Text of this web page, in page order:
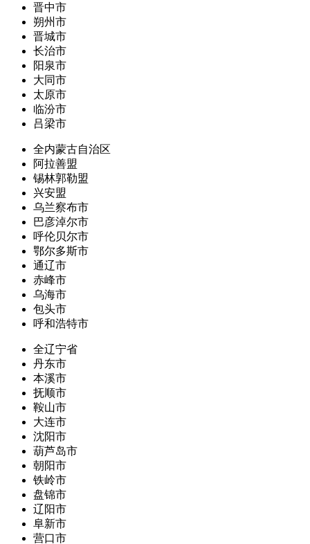
晋中市
朔州市
晋城市
长治市
阳泉市
大同市
太原市
临汾市
吕梁市
全内蒙古自治区
阿拉善盟
锡林郭勒盟
兴安盟
乌兰察布市
巴彦淖尔市
呼伦贝尔市
鄂尔多斯市
通辽市
赤峰市
乌海市
包头市
呼和浩特市
全辽宁省
丹东市
本溪市
抚顺市
鞍山市
大连市
沈阳市
葫芦岛市
朝阳市
铁岭市
盘锦市
辽阳市
阜新市
营口市